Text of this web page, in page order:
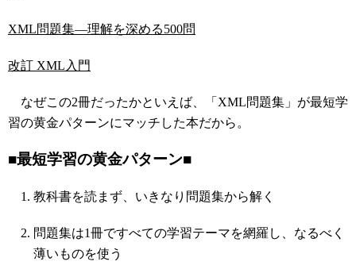
XML問題集―理解を深める500問
改訂 XML入門
なぜこの2冊だったかといえば、「XML問題集」が最短学
習の黄金パターンにマッチした本だから。
■最短学習の黄金パターン■
教科書を読まず、いきなり問題集から解く
問題集は1冊ですべての学習テーマを網羅し、なるべく
薄いものを使う